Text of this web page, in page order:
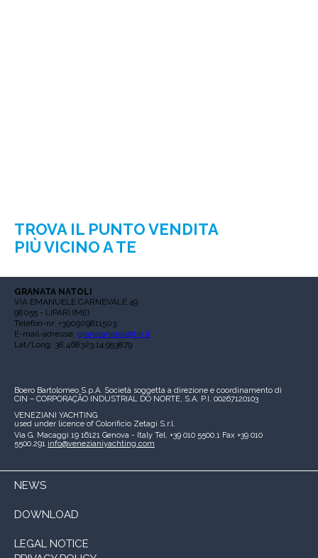
TROVA IL PUNTO VENDITA
PIÙ VICINO A TE
GRANATA NATOLI
VIA EMANUELE CARNEVALE 49
98055 - LIPARI (ME)
Telefon-nr: +390909811503
E-mail-adresse: granatanatoli@tin.it
Lat/Long: 38.468323,14.953879
Boero Bartolomeo S.p.A. Società soggetta a direzione e coordinamento di
CIN – CORPORAÇÃO INDUSTRIAL DO NORTE, S.A. P.I. 00267120103
VENEZIANI YACHTING
used under licence of Colorificio Zetagi S.r.l.
Via G. Macaggi 19 16121 Genova - Italy Tel. +39 010 5500.1 Fax +39 010
5500.291 info@venezianiyachting.com
NEWS
DOWNLOAD
LEGAL NOTICE